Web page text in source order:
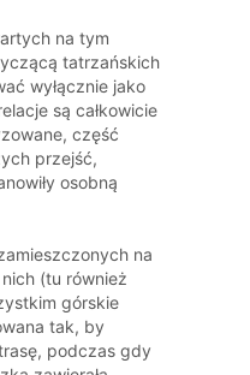
na tym
tatrzańskich
wyłącznie jako
są całkowicie
część
przejść,
osobną
na
(tu również
górskie
tak, by
podczas gdy